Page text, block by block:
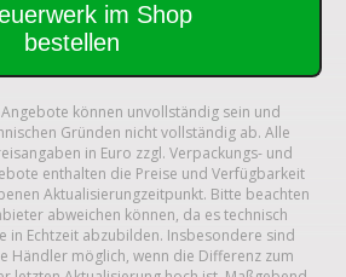
bestellen
können unvollständig sein und
Gründen nicht vollständig ab. Alle
in Euro zzgl. Verpackungs- und
enthalten die Preise und Verfügbarkeit
Aktualisierungzeitpunkt. Bitte beachten
abweichen können, da es technisch
in Echtzeit abzubilden. Insbesondere sind
Händler möglich, wenn die Differenz zum